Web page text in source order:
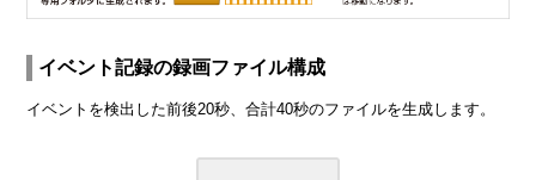
イベント記録の録画ファイル構成
イベントを検出した前後20秒、合計40秒のファイルを生成します。